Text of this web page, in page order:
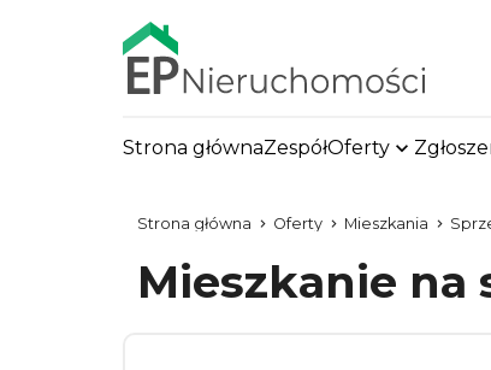
Strona głównaZespółOferty
Strona główna Oferty Mieszkania
Mieszkanie na